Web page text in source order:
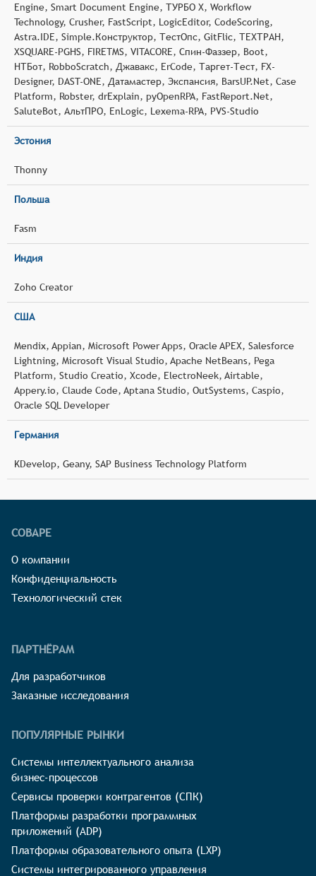
Engine, Smart Document Engine, ТУРБО Х, Workflow
Technology, Crusher, FastScript, LogicEditor, CodeScoring,
Astra.IDE, Simple.Конструктор, ТестОпс, GitFlic, ТЕХТРАН,
XSQUARE-PGHS, FIRETMS, VITACORE, Спин-Фаззер, Boot,
НТБот, RobboScratch, Джавакс, ErCode, Таргет-Тест, FX-
Designer, DAST-ONE, Датамастер, Экспансия, BarsUP.Net, Case
Platform, Robster, drExplain, pyOpenRPA, FastReport.Net,
SaluteBot, АльтПРО, EnLogic, Lexema-RPA, PVS-Studio
Эстония
Thonny
Польша
Fasm
Индия
Zoho Creator
США
Mendix, Appian, Microsoft Power Apps, Oracle APEX, Salesforce
Lightning, Microsoft Visual Studio, Apache NetBeans, Pega
Platform, Studio Creatio, Xcode, ElectroNeek, Airtable,
Appery.io, Claude Code, Aptana Studio, OutSystems, Caspio,
Oracle SQL Developer
Германия
KDevelop, Geany, SAP Business Technology Platform
СОВАРЕ
О компании
Конфиденциальность
Технологический стек
ПАРТНЁРАМ
Для разработчиков
Заказные исследования
ПОПУЛЯРНЫЕ РЫНКИ
Системы интеллектуального анализа
бизнес-процессов
Сервисы проверки контрагентов (СПК)
Платформы разработки программных
приложений (ADP)
Платформы образовательного опыта (LXP)
Системы интегрированного управления